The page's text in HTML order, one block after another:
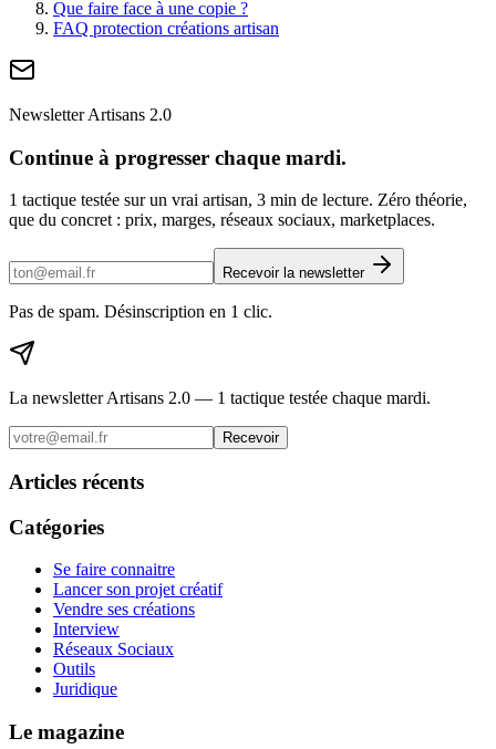
Que faire face à une copie ?
FAQ protection créations artisan
Newsletter Artisans 2.0
Continue à progresser chaque mardi.
1 tactique testée sur un vrai artisan, 3 min de lecture. Zéro théorie,
que du concret : prix, marges, réseaux sociaux, marketplaces.
Recevoir la newsletter
Pas de spam. Désinscription en 1 clic.
La newsletter Artisans 2.0 — 1 tactique testée chaque mardi.
Recevoir
Articles récents
Catégories
Se faire connaitre
Lancer son projet créatif
Vendre ses créations
Interview
Réseaux Sociaux
Outils
Juridique
Le magazine